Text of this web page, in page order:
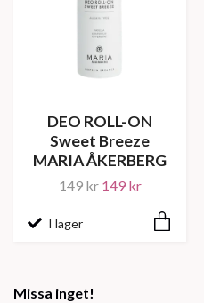
Missa inget!
DEO ROLL-ON
Sweet Breeze
MARIA ÅKERBERG
149 kr 149 kr
I lager